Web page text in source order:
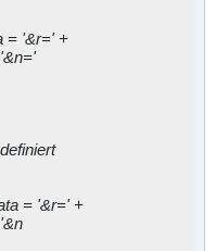
= '&r=' +
= '&r=' +